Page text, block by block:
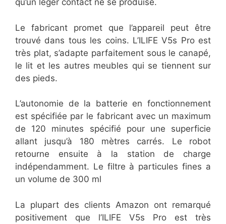
qu’un léger contact ne se produise.
Le fabricant promet que l’appareil peut être
trouvé dans tous les coins. L’ILIFE V5s Pro est
très plat, s’adapte parfaitement sous le canapé,
le lit et les autres meubles qui se tiennent sur
des pieds.
L’autonomie de la batterie en fonctionnement
est spécifiée par le fabricant avec un maximum
de 120 minutes spécifié pour une superficie
allant jusqu’à 180 mètres carrés. Le robot
retourne ensuite à la station de charge
indépendamment. Le filtre à particules fines a
un volume de 300 ml
La plupart des clients Amazon ont remarqué
positivement que l’ILIFE V5s Pro est très